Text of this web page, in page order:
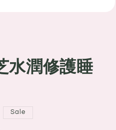
水潤修護睡
Sale